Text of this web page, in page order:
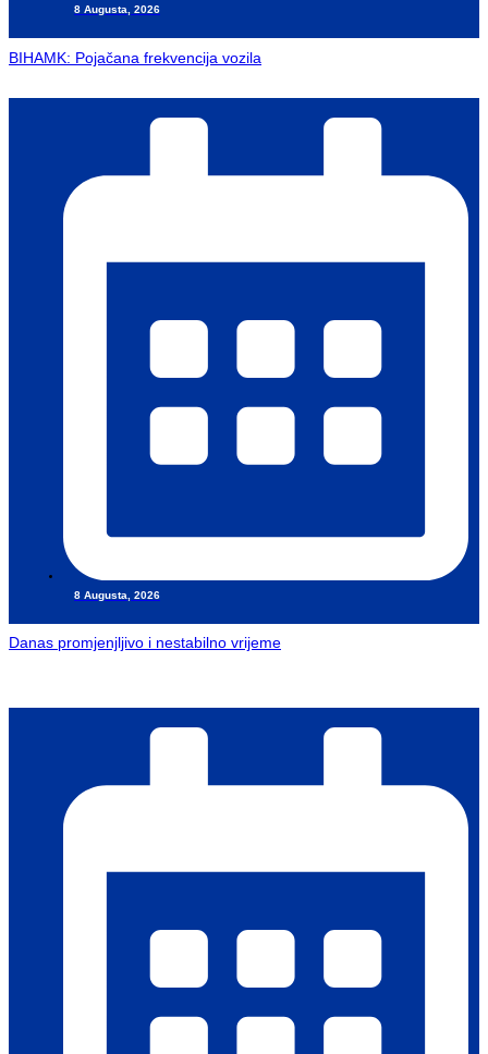
8 Augusta, 2026
BIHAMK: Pojačana frekvencija vozila
8 Augusta, 2026
Danas promjenjljivo i nestabilno vrijeme